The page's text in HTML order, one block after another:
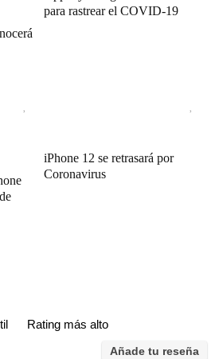
para rastrear el COVID-19
iPhone 12 se retrasará por
Coronavirus
Rating más alto
Añade tu reseña